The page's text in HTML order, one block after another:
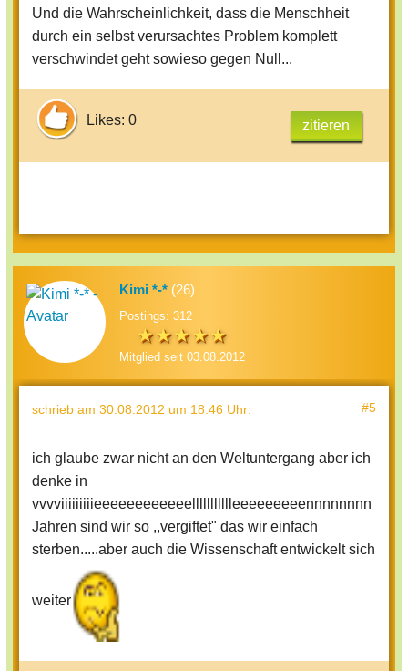
Und die Wahrscheinlichkeit, dass die Menschheit
durch ein selbst verursachtes Problem komplett
verschwindet geht sowieso gegen Null...
Likes: 0 zitieren
Kimi *-* (26)
Postings: 312
Mitglied seit 03.08.2012
schrieb am 30.08.2012 um 18:46 Uhr: #5
ich glaube zwar nicht an den Weltuntergang aber ich
denke in
vvvviiiiiiiiieeeeeeeeeeeellllllllllleeeeeeeeennnnnnnn
Jahren sind wir so ,,vergiftet" das wir einfach
sterben.....aber auch die Wissenschaft entwickelt sich
weiter